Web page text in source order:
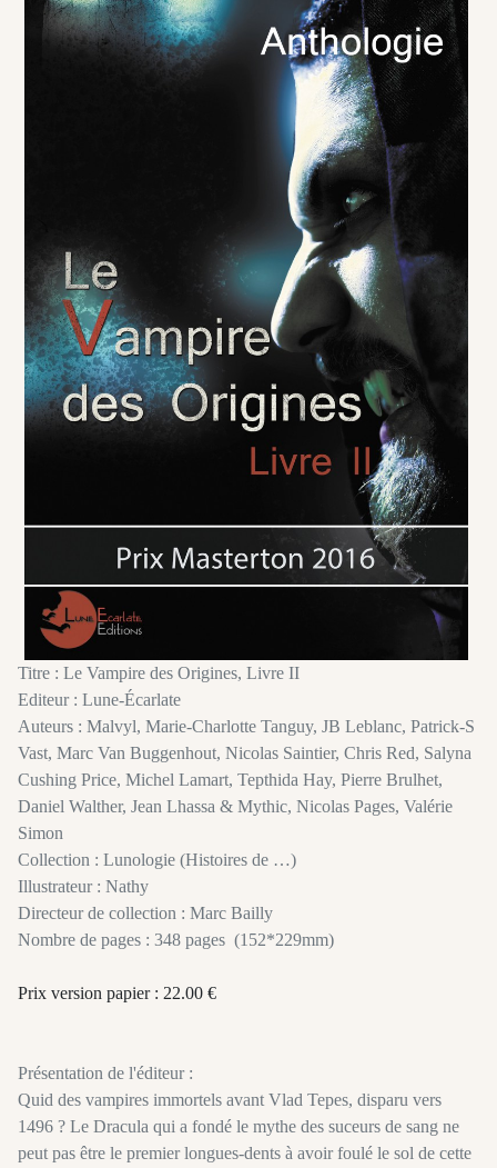
Titre : Le Vampire des Origines, Livre II
Editeur : Lune-Écarlate
Auteurs : Malvyl, Marie-Charlotte Tanguy, JB Leblanc, Patrick-S
Vast, Marc Van Buggenhout, Nicolas Saintier, Chris Red, Salyna
Cushing Price, Michel Lamart, Tepthida Hay, Pierre Brulhet,
Daniel Walther, Jean Lhassa & Mythic, Nicolas Pages, Valérie
Simon
Collection : Lunologie (Histoires de …)
Illustrateur : Nathy
Directeur de collection : Marc Bailly
Nombre de pages : 348 pages (152*229mm)
Prix version papier : 22.00 €
Présentation de l'éditeur :
Quid des vampires immortels avant Vlad Tepes, disparu vers
1496 ? Le Dracula qui a fondé le mythe des suceurs de sang ne
peut pas être le premier longues-dents à avoir foulé le sol de cette